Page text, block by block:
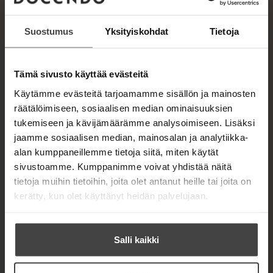
Suostumus Yksityiskohdat Tietoja
Tämä sivusto käyttää evästeitä
Käytämme evästeitä tarjoamamme sisällön ja mainosten
räätälöimiseen, sosiaalisen median ominaisuuksien
tukemiseen ja kävijämäärämme analysoimiseen. Lisäksi
jaamme sosiaalisen median, mainosalan ja analytiikka-
alan kumppaneillemme tietoja siitä, miten käytät
sivustoamme. Kumppanimme voivat yhdistää näitä
tietoja muihin tietoihin, joita olet antanut heille tai joita on
kerätty, kun olet käyttänyt heidän palvelujaan.
Salli kaikki
a
u
t
e
n
v
ä
l
i
e
h
e
u
e
a
u
t
e
e
n
ä
l
i
l
h
e
MICK HERRON
Lue lisää tekijästä
M
c
H
e
r
r
o
n